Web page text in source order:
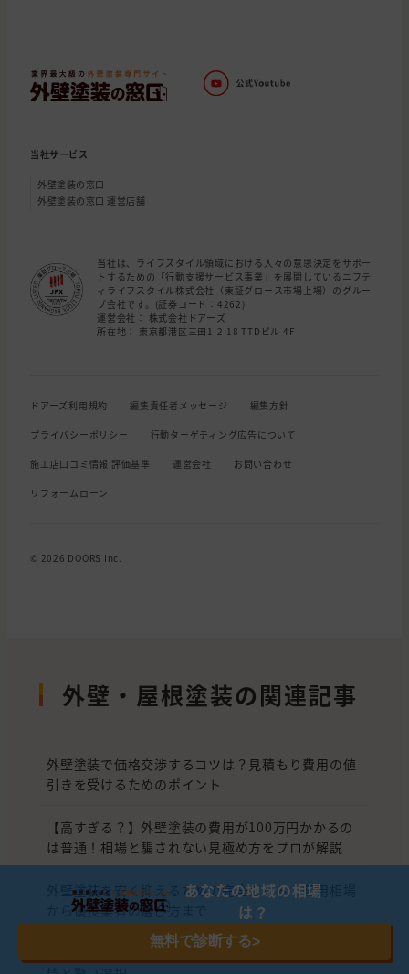
当社サービス
外壁塗装の窓口
外壁塗装の窓口 運営店舗
当社は、ライフスタイル領域における人々の意思決定をサポー
トするための「行動支援サービス事業」を展開しているニフテ
ィライフスタイル株式会社（東証グロース市場上場）のグルー
プ会社です。(証券コード：4262)
運営会社： 株式会社ドアーズ
所在地： 東京都港区三田1-2-18 TTDビル 4F
ドアーズ利用規約 編集責任者メッセージ 編集方針
プライバシーポリシー 行動ターゲティング広告について
施工店口コミ情報 評価基準 運営会社 お問い合わせ
リフォームローン
© 2026 DOORS Inc.
外壁・屋根塗装の関連記事
外壁塗装で価格交渉するコツは？見積もり費用の値
引きを受けるためのポイント
【高すぎる？】外壁塗装の費用が100万円かかるの
は普通！相場と騙されない見極め方をプロが解説
外壁塗装を安く抑えるための完全ガイド｜費用相場
から優良業者の選び方まで
外壁塗装はまだするな？2026年の外壁塗装 最新事
あなたの地域の相場
は？
無料で診断する>